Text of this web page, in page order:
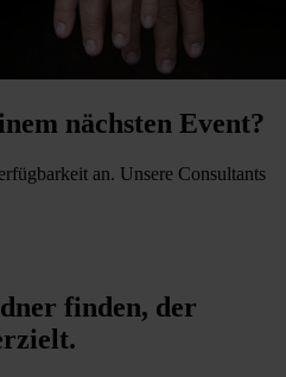
nächsten Event?
an. Unsere Consultants
finden, der